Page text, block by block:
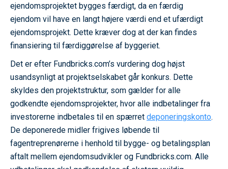
ejendomsprojektet bygges færdigt, da en færdig
ejendom vil have en langt højere værdi end et ufærdigt
ejendomsprojekt. Dette kræver dog at der kan findes
finansiering til færdiggørelse af byggeriet.
Det er efter Fundbricks.com’s vurdering dog højst
usandsynligt at projektselskabet går konkurs. Dette
skyldes den projektstruktur, som gælder for alle
godkendte ejendomsprojekter, hvor alle indbetalinger fra
investorerne indbetales til en spærret deponeringskonto.
De deponerede midler frigives løbende til
fagentreprenørerne i henhold til bygge- og betalingsplan
aftalt mellem ejendomsudvikler og Fundbricks.com. Alle